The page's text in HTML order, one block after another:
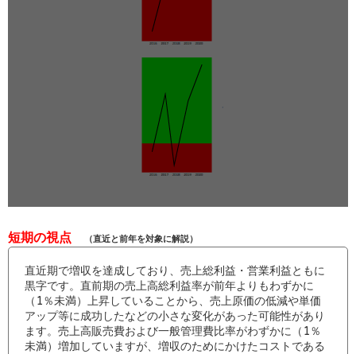
短期の視点 （直近と前年を対象に解説）
直近期で増収を達成しており、売上総利益・営業利益ともに
黒字です。直前期の売上高総利益率が前年よりもわずかに
（1％未満）上昇していることから、売上原価の低減や単価
アップ等に成功したなどの小さな変化があった可能性があり
ます。売上高販売費および一般管理費比率がわずかに（1％
未満）増加していますが、増収のためにかけたコストである